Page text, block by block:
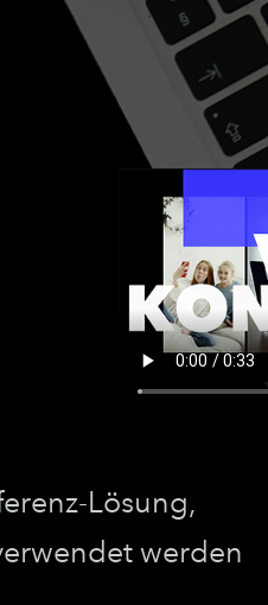
Lösung,
werden